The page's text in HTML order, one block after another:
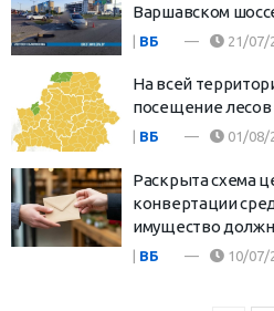
Варшавском
ВБ 21/07/
На всей
посещение лесов
ВБ 01/08/
Раскрыта схема
конвертации
имущество
ВБ 10/07/